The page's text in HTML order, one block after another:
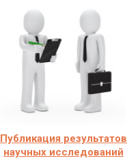
Публикация результатов
научных исследований